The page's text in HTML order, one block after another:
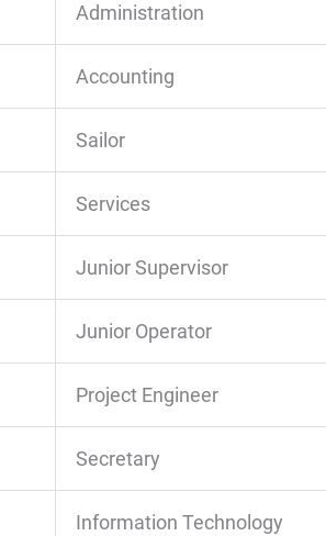
Administration
Accounting
Sailor
Services
Junior Supervisor
Junior Operator
Project Engineer
Secretary
Information Technology